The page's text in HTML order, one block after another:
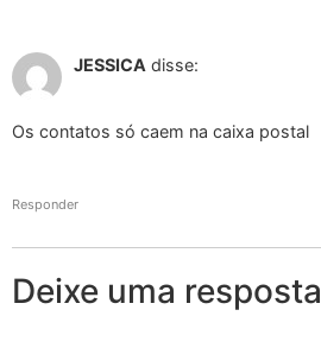
JESSICA disse:
Os contatos só caem na caixa postal
Responder
Deixe uma resposta